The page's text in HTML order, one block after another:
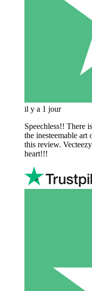
il y a 1 jour
Speechless!! There
the inesteemable
this review.
heart!!!